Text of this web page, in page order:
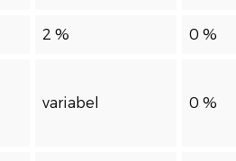
2 % 0 %
variabel 0 %